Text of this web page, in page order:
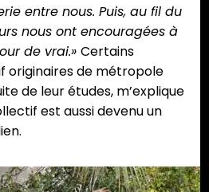
entre nous. Puis, au fil du
nous ont encouragées à
de vrai.» Certains
originaires de métropole
de leur études, m’explique
est aussi devenu un